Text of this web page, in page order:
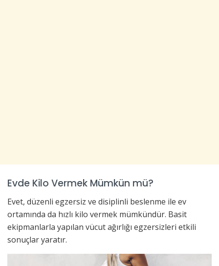
Evde Kilo Vermek Mümkün mü?
Evet, düzenli egzersiz ve disiplinli beslenme ile ev
ortamında da hızlı kilo vermek mümkündür. Basit
ekipmanlarla yapılan vücut ağırlığı egzersizleri etkili
sonuçlar yaratır.